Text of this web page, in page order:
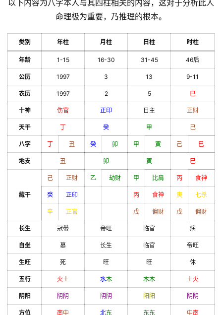
以下内容为八字本人与其四柱相关的内容，这对于分析此人
命理极为重要，乃推理的根本。
类别 年柱 月柱 日柱 时柱
年龄 1-15 16-30 31-45 46后
公历 1997 3 13 9-11
农历 1997 2 5 巳
十神 伤官 正印 日主 正财
天干 丁 癸 甲 己
八字 丁 丑 癸 卯 甲 寅 己 巳
地支 丑 卯 寅 巳
藏干
己 正财 乙 劫财 甲 比肩 丙 食神
癸 正印 丙 食神 庚 七杀
辛 正官 戊 偏财 戊 偏财
长生 冠带 帝旺 临官 病
自坐 墓 长生 临官 帝旺
生旺 死 旺 旺 休
五行 火土 水木 木木 土火
阴阳 阴 阴 阴 阴 阳 阳 阴 阴
方位 南中 北东 东东 中南